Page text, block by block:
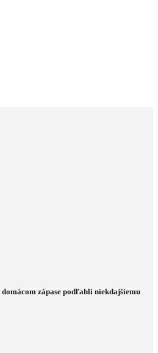
zápase podľahli niekdajšiemu